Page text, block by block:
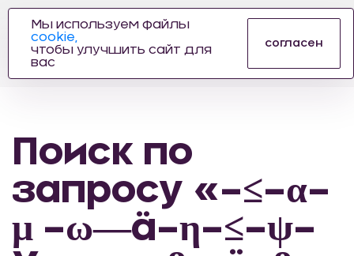
АВТОЗАПЧАСТЕЙ
Поиск по
запросу «–≤–α–
μ –ω―ä–η–≤–ψ–
Мы используем файлы
cookie,
чтобы улучшить сайт для
вас
согласен